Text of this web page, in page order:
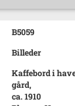
B5059
Billeder
Kaffebord i
gård,
ca. 1910